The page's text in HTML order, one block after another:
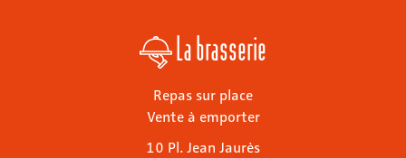
La brasserie
Repas sur place
Vente à emporter
10 Pl. Jean Jaurès